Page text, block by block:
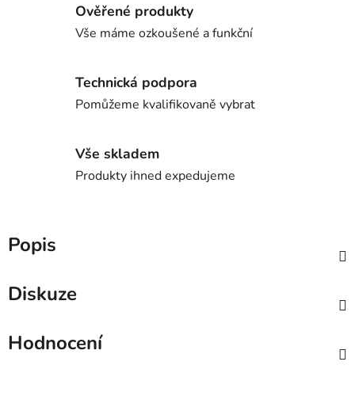
Ověřené produkty
Vše máme ozkoušené a funkční
Technická podpora
Pomůžeme kvalifikovaně vybrat
Vše skladem
Produkty ihned expedujeme
Popis
Diskuze
Hodnocení